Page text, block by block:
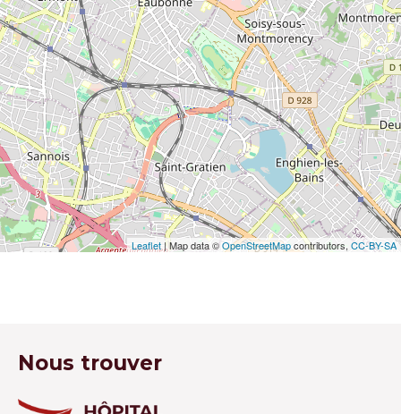
Leaflet | Map data ©OpenStreetMapcontributors, CC-BY-SA
Nous trouver